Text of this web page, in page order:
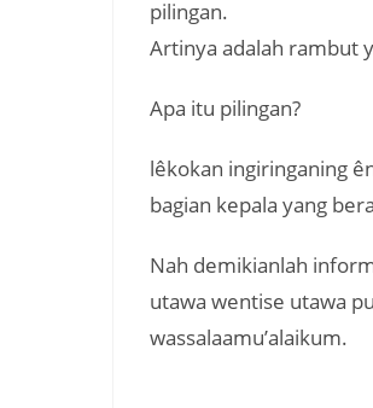
pilingan.
Artinya adalah rambut
Apa itu pilingan?
lêkokan ingiringaning
bagian kepala yang
Nah demikianlah
utawa wentise utawa
wassalaamu’alaikum.